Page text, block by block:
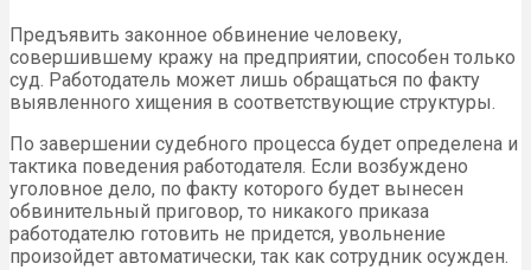
Предъявить законное обвинение человеку,
совершившему кражу на предприятии, способен только
суд. Работодатель может лишь обращаться по факту
выявленного хищения в соответствующие структуры.
По завершении судебного процесса будет определена и
тактика поведения работодателя. Если возбуждено
уголовное дело, по факту которого будет вынесен
обвинительный приговор, то никакого приказа
работодателю готовить не придется, увольнение
произойдет автоматически, так как сотрудник осужден.